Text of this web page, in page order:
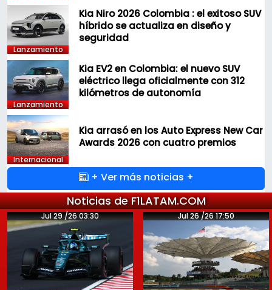
Lanzamiento
Kia Niro 2026 Colombia : el exitoso SUV
híbrido se actualiza en diseño y
seguridad
Lanzamiento
Kia EV2 en Colombia: el nuevo SUV
eléctrico llega oficialmente con 312
kilómetros de autonomía
Internacional
Kia arrasó en los Auto Express New Car
Awards 2026 con cuatro premios
+ Ver más noticias +
Noticias de F1LATAM.COM
Jul 29 /26 03:30 Jul 26 /26 17:50